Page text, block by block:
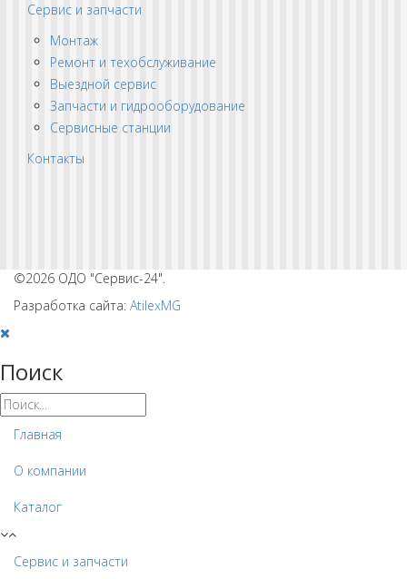
Сервис и запчасти
Монтаж
Ремонт и техобслуживание
Выездной сервис
Запчасти и гидрооборудование
Сервисные станции
Контакты
©2026 ОДО "Сервис-24".
Разработка сайта: AtilexMG
Поиск
Главная
О компании
Каталог
Сервис и запчасти